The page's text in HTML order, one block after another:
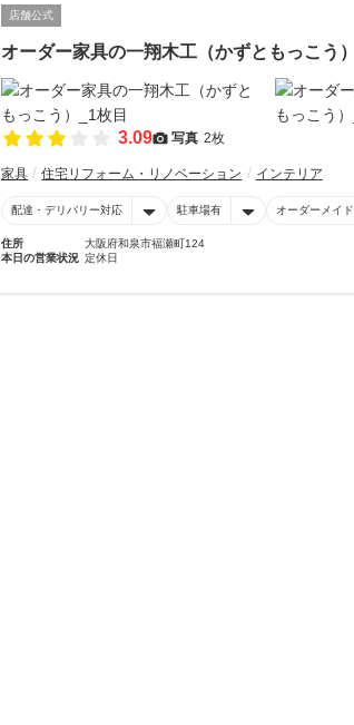
店舗公式
オーダー家具の一翔木工（かずともっこう）
3.09 写真 2枚
家具 住宅リフォーム・リノベーション インテリア
配達・デリバリー対応 駐車場有 オーダーメイド
住所
大阪府和泉市福瀬町124
本日の営業状況 定休日